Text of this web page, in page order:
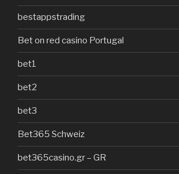
bestappstrading
Bet on red casino Portugal
bet1
bet2
bet3
Bet365 Schweiz
bet365casino.gr – GR